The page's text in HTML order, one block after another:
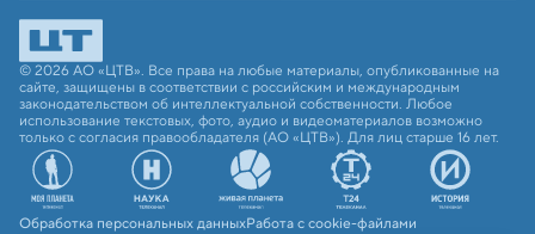
© 2026 АО «ЦТВ». Все права на любые материалы, опубликованные на
сайте, защищены в соответствии с российским и международным
законодательством об интеллектуальной собственности. Любое
использование текстовых, фото, аудио и видеоматериалов возможно
только с согласия правообладателя (АО «ЦТВ»). Для лиц старше 16 лет.
Обработка персональных данныхРабота с cookie-файлами